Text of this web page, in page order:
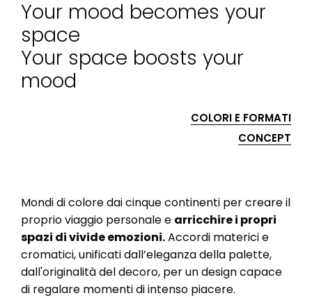
Your mood becomes your
space
Your space boosts your
mood
COLORI E FORMATI
CONCEPT
Mondi di colore dai cinque continenti per creare il
proprio viaggio personale e arricchire i propri
spazi di vivide emozioni.Accordi materici e
cromatici, unificati dall’eleganza della palette,
dall'originalità del decoro, per un design capace
di regalare momenti di intenso piacere.